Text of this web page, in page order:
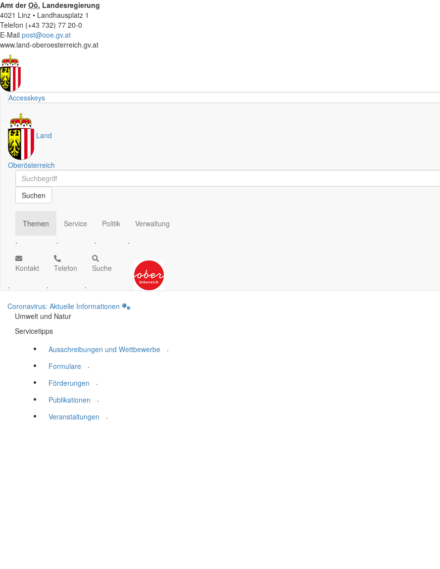
Amt derOö. Landesregierung
4021 Linz • Landhausplatz 1
Telefon (+43 732) 77 20-0
E-Mail post@ooe.gv.at
www.land-oberoesterreich.gv.at
Accesskeys
Land
Oberösterreich
Schnellsuche
Schnellsuche
Suchen
Themen
.
Service
.
Politik
.
Verwaltung
.
Kontakt
.
Telefon
.
Suche
.
Coronavirus: Aktuelle Informationen
Umwelt und Natur
Servicetipps
Ausschreibungen und Wettbewerbe
.
Formulare
.
Förderungen
.
Publikationen
.
Veranstaltungen
.